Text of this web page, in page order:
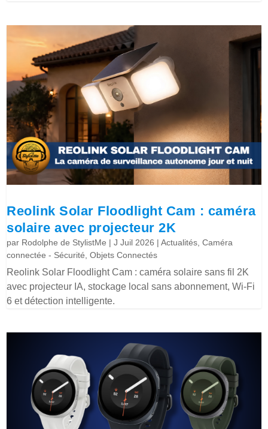
Reolink Solar Floodlight Cam : caméra
solaire avec projecteur 2K
par Rodolphe de StylistMe |J Juil 2026 |Actualités ,Caméra
connectée - Sécurité ,Objets Connectés
Reolink Solar Floodlight Cam : caméra solaire sans fil 2K
avec projecteur IA, stockage local sans abonnement, Wi-Fi
6 et détection intelligente.